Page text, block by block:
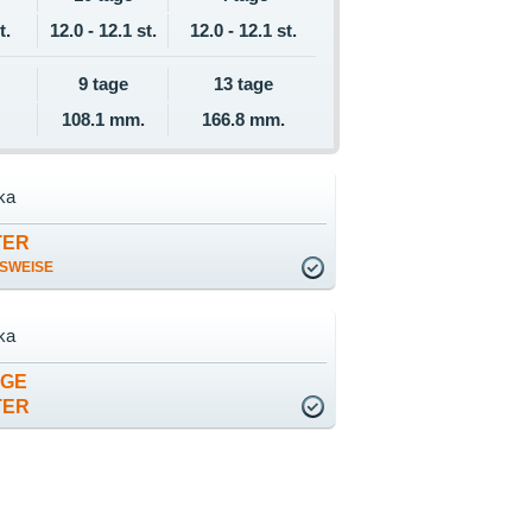
12.0 - 12.1 st. 12.0 - 12.1 st.
9 tage
13 tage
108.1 mm.
166.8 mm.